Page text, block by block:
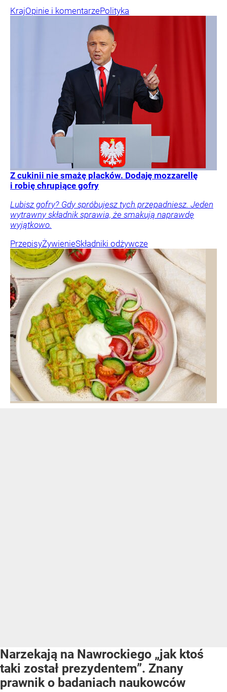
KrajOpinie i komentarzePolityka
Z cukinii nie smażę placków. Dodaję mozzarellę
i robię chrupiące gofry
Lubisz gofry? Gdy spróbujesz tych przepadniesz. Jeden
wytrawny składnik sprawia, że smakują naprawdę
wyjątkowo.
PrzepisyŻywienieSkładniki odżywcze
Narzekają na Nawrockiego „jak ktoś
taki został prezydentem”. Znany
prawnik o badaniach naukowców